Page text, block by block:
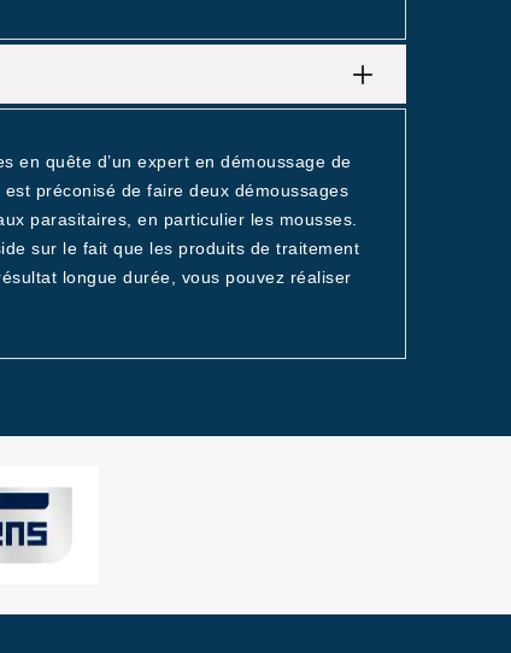
en quête d’un expert en démoussage de
préconisé de faire deux démoussages
parasitaires, en particulier les mousses.
sur le fait que les produits de traitement
longue durée, vous pouvez réaliser